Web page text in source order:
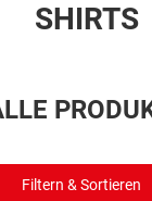
SHIRTS
Filtern & Sortieren